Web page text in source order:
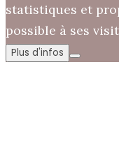
statistiques et
possible à ses
Plus d'infos